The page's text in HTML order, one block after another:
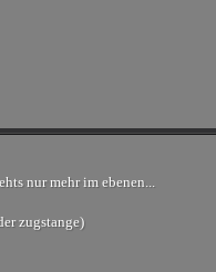
nur mehr im ebenen...
zugstange)